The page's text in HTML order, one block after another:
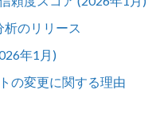
析のリリース
年1月)
の変更に関する理由